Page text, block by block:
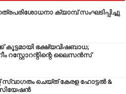
ക്യാമ്പ് സംഘടിപ്പിച്ചു
കൂട്ടമായി ഭക്ഷ്യവിഷബാധ;
റസ്റ്റോറന്റിന്റെ ലൈസൻസ്
ചെയ്ത് കേരള ഹോട്ടൽ &